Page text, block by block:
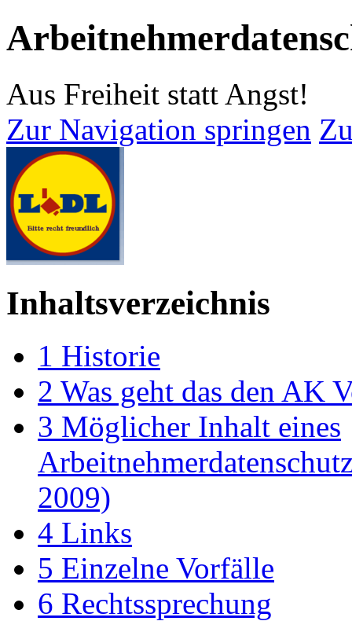
Aus Freiheit statt Angst!
Zur Navigation springen
Inhaltsverzeichnis
1 Historie
2 Was geht das den AK
3 Möglicher Inhalt eines
2009)
4 Links
5 Einzelne Vorfälle
6 Rechtssprechung